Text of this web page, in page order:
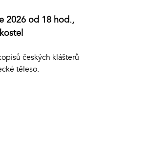
2026 od 18 hod.,
českých klášterů
těleso.